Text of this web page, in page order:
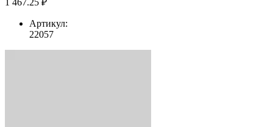
Артикул:
22057